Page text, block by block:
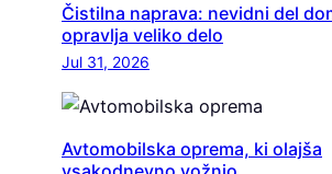
Čistilna naprava: nevidni del
opravlja veliko delo
Jul 31, 2026
Avtomobilska oprema, ki olajša